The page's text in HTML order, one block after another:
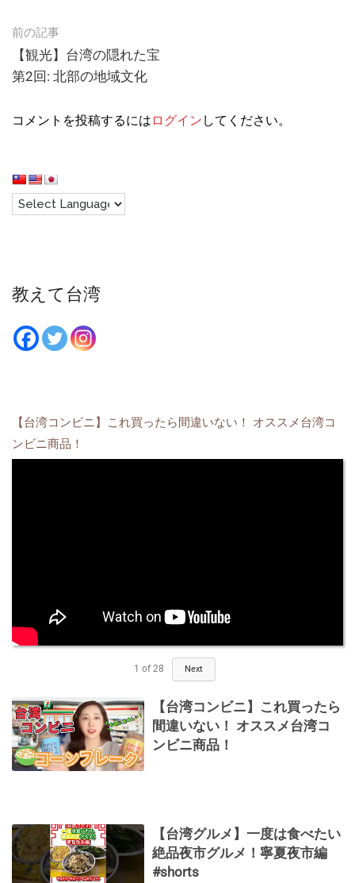
Post
navigation
前の記事
【観光】台湾の隠れた宝
第2回: 北部の地域文化
コメントを投稿するには ログイン してください。
教えて台湾
【台湾コンビニ】これ買ったら間違いない！ オススメ台湾コ
ンビニ商品！
1 of 28 Next
【台湾コンビニ】これ買ったら
間違いない！ オススメ台湾コ
ンビニ商品！
【台湾グルメ】一度は食べたい
絶品夜市グルメ！寧夏夜市編
#shorts